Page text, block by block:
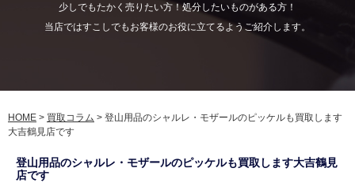
少しでもたかく売りたい方！処分したいものがある方！
当店ではすこしでもお客様のお役に立てるようご紹介します。
HOME > 買取コラム > 登山用品のシャルレ・モザールのピッケルも買取します
大吉鶴見店です
登山用品のシャルレ・モザールのピッケルも買取します大吉鶴見
店です